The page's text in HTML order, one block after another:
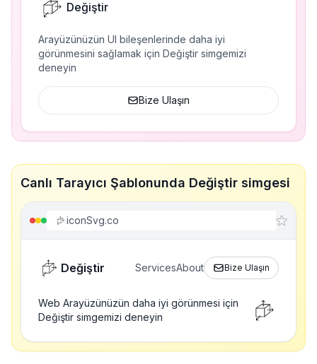
Değiştir
Arayüzünüzün UI bileşenlerinde daha iyi
görünmesini sağlamak için Değiştir simgemizi
deneyin
Bize Ulaşın
Canlı Tarayıcı Şablonunda Değiştir simgesi
iconSvg.co
Değiştir ServicesAbout Bize Ulaşın
Web Arayüzünüzün daha iyi görünmesi için
Değiştir simgemizi deneyin